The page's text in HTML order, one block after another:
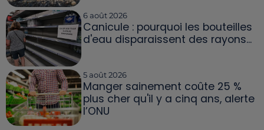
6 août 2026
Canicule : pourquoi les bouteilles
d'eau disparaissent des rayons...
5 août 2026
Manger sainement coûte 25 %
plus cher qu'il y a cinq ans, alerte
l’ONU